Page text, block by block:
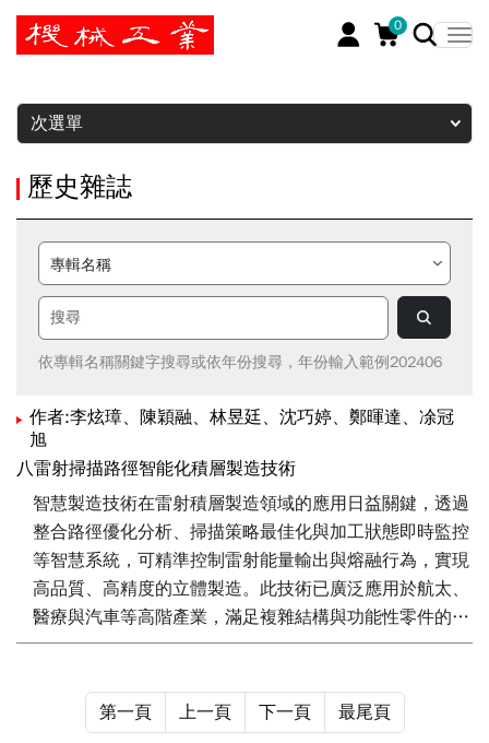
0
暫停
次選單
歷史雜誌
依專輯名稱關鍵字搜尋或依年份搜尋，年份輸入範例202406
作者:李炫璋、陳穎融、林昱廷、沈巧婷、鄭暉達、凃冠
旭
八雷射掃描路徑智能化積層製造技術
智慧製造技術在雷射積層製造領域的應用日益關鍵，透過
整合路徑優化分析、掃描策略最佳化與加工狀態即時監控
等智慧系統，可精準控制雷射能量輸出與熔融行為，實現
高品質、高精度的立體製造。此技術已廣泛應用於航太、
醫療與汽車等高階產業，滿足複雜結構與功能性零件的製
造需求。此外，雷射積層製造具備低碳排放與高材料利用
推動製造業邁向永續發展與智慧轉型的關鍵技術。本文將
探討積層製造在快速製造技術開發趨勢，並針對其智能化
第一頁 上一頁 下一頁 最尾頁